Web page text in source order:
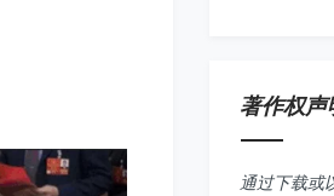
著作权声
通过下载或